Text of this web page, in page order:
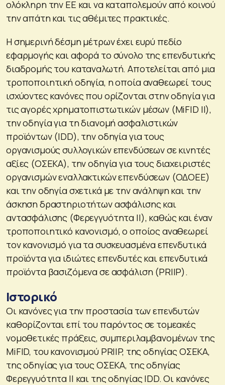
ολόκληρη την ΕΕ και να καταπολεμούν από κοινού
την απάτη και τις αθέμιτες πρακτικές.
Η σημερινή δέσμη μέτρων έχει ευρύ πεδίο
εφαρμογής και αφορά το σύνολο της επενδυτικής
διαδρομής του καταναλωτή. Αποτελείται από μια
τροποποιητική οδηγία, η οποία αναθεωρεί τους
ισχύοντες κανόνες που ορίζονται στην οδηγία για
τις αγορές χρηματοπιστωτικών μέσων (MiFID II),
την οδηγία για τη διανομή ασφαλιστικών
προϊόντων (IDD), την οδηγία για τους
οργανισμούς συλλογικών επενδύσεων σε κινητές
αξίες (ΟΣΕΚΑ), την οδηγία για τους διαχειριστές
οργανισμών εναλλακτικών επενδύσεων (ΟΔΟΕΕ)
και την οδηγία σχετικά με την ανάληψη και την
άσκηση δραστηριοτήτων ασφάλισης και
αντασφάλισης (Φερεγγυότητα II), καθώς και έναν
τροποποιητικό κανονισμό, ο οποίος αναθεωρεί
τον κανονισμό για τα συσκευασμένα επενδυτικά
προϊόντα για ιδιώτες επενδυτές και επενδυτικά
προϊόντα βασιζόμενα σε ασφάλιση (PRIIP).
Ιστορικό
Οι κανόνες για την προστασία των επενδυτών
καθορίζονται επί του παρόντος σε τομεακές
νομοθετικές πράξεις, συμπεριλαμβανομένων της
MiFID, του κανονισμού PRIIP, της οδηγίας ΟΣΕΚΑ,
της οδηγίας για τους ΟΣΕΚΑ, της οδηγίας
Φερεγγυότητα II και της οδηγίας IDD. Οι κανόνες